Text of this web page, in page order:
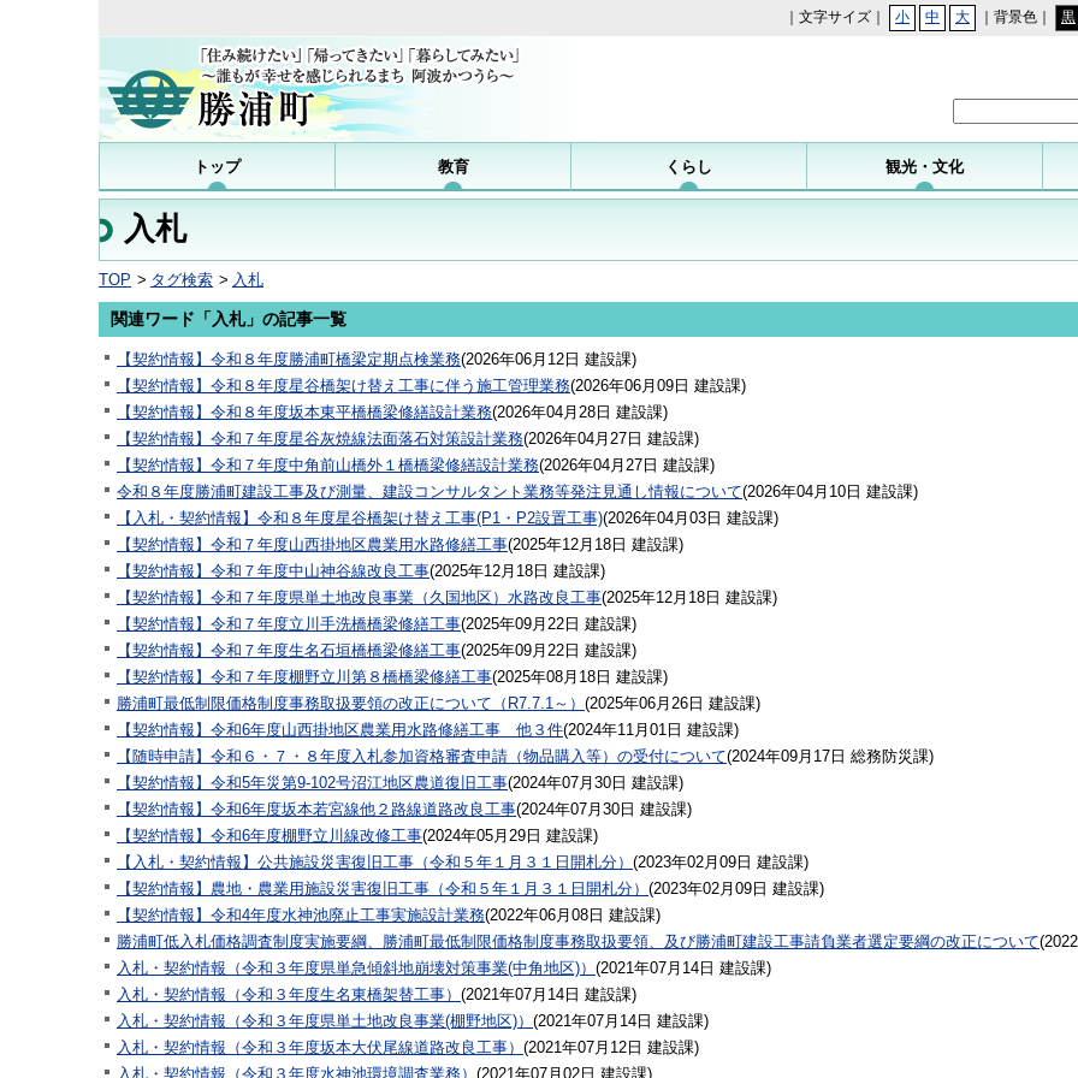
｜文字サイズ｜ 小 中 大 ｜背景色｜ 黒
トップ 教育 くらし 観光・文化
入札
TOP タグ検索 入札
関連ワード「入札」の記事一覧
【契約情報】令和８年度勝浦町橋梁定期点検業務(2026年06月12日 建設課)
【契約情報】令和８年度星谷橋架け替え工事に伴う施工管理業務(2026年06月09日 建設課)
【契約情報】令和８年度坂本東平橋橋梁修繕設計業務(2026年04月28日 建設課)
【契約情報】令和７年度星谷灰焼線法面落石対策設計業務(2026年04月27日 建設課)
【契約情報】令和７年度中角前山橋外１橋橋梁修繕設計業務(2026年04月27日 建設課)
令和８年度勝浦町建設工事及び測量、建設コンサルタント業務等発注見通し情報について(2026年04月10日 建設課)
【入札・契約情報】令和８年度星谷橋架け替え工事(P1・P2設置工事)(2026年04月03日 建設課)
【契約情報】令和７年度山西掛地区農業用水路修繕工事(2025年12月18日 建設課)
【契約情報】令和７年度中山神谷線改良工事(2025年12月18日 建設課)
【契約情報】令和７年度県単土地改良事業（久国地区）水路改良工事(2025年12月18日 建設課)
【契約情報】令和７年度立川手洗橋橋梁修繕工事(2025年09月22日 建設課)
【契約情報】令和７年度生名石垣橋橋梁修繕工事(2025年09月22日 建設課)
【契約情報】令和７年度棚野立川第８橋橋梁修繕工事(2025年08月18日 建設課)
勝浦町最低制限価格制度事務取扱要領の改正について（R7.7.1～） (2025年06月26日 建設課)
【契約情報】令和6年度山西掛地区農業用水路修繕工事 他３件(2024年11月01日 建設課)
【随時申請】令和６・７・８年度入札参加資格審査申請（物品購入等）の受付について(2024年09月17日 総務防災課)
【契約情報】令和5年災第9-102号沼江地区農道復旧工事(2024年07月30日 建設課)
【契約情報】令和6年度坂本若宮線他２路線道路改良工事(2024年07月30日 建設課)
【契約情報】令和6年度棚野立川線改修工事(2024年05月29日 建設課)
【入札・契約情報】公共施設災害復旧工事（令和５年１月３１日開札分） (2023年02月09日 建設課)
【契約情報】農地・農業用施設災害復旧工事（令和５年１月３１日開札分） (2023年02月09日 建設課)
【契約情報】令和4年度水神池廃止工事実施設計業務(2022年06月08日 建設課)
勝浦町低入札価格調査制度実施要綱、勝浦町最低制限価格制度事務取扱要領、及び勝浦町建設工事請負業者選定要綱の改正について(
入札・契約情報（令和３年度県単急傾斜地崩壊対策事業(中角地区)） (2021年07月14日 建設課)
入札・契約情報（令和３年度生名東橋架替工事） (2021年07月14日 建設課)
入札・契約情報（令和３年度県単土地改良事業(棚野地区)） (2021年07月14日 建設課)
入札・契約情報（令和３年度坂本大伏尾線道路改良工事） (2021年07月12日 建設課)
入札・契約情報（令和３年度水神池環境調査業務） (2021年07月02日 建設課)